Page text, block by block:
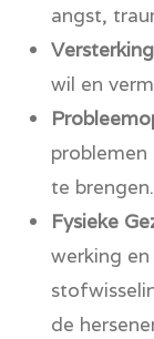
angst,
wil en
te brengen.
Fysieke
werking
de